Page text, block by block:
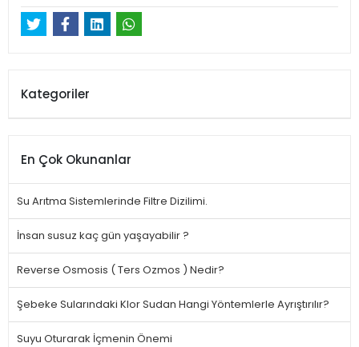
Kategoriler
En Çok Okunanlar
Su Arıtma Sistemlerinde Filtre Dizilimi.
İnsan susuz kaç gün yaşayabilir ?
Reverse Osmosis ( Ters Ozmos ) Nedir?
Şebeke Sularındaki Klor Sudan Hangi Yöntemlerle Ayrıştırılır?
Suyu Oturarak İçmenin Önemi